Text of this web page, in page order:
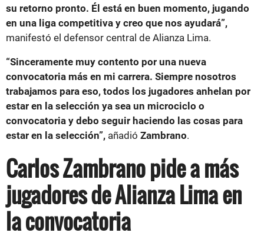
su retorno pronto. Él está en buen momento, jugando
en una liga competitiva y creo que nos ayudará”,
manifestó el defensor central de Alianza Lima.
“Sinceramente muy contento por una nueva
convocatoria más en mi carrera. Siempre nosotros
trabajamos para eso, todos los jugadores anhelan por
estar en la selección ya sea un microciclo o
convocatoria y debo seguir haciendo las cosas para
estar en la selección”, añadió Zambrano.
Carlos Zambrano pide a más
jugadores de Alianza Lima en
la convocatoria